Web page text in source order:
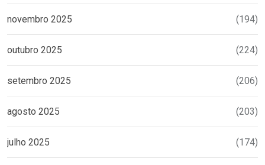
novembro 2025 (194)
outubro 2025 (224)
setembro 2025 (206)
agosto 2025 (203)
julho 2025 (174)